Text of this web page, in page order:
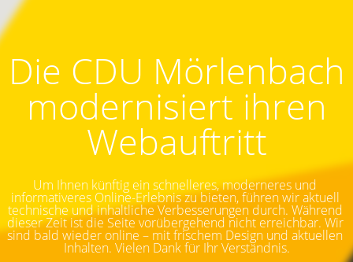
Die CDU Mörlenbach
modernisiert ihren
Webauftritt
Um Ihnen künftig ein schnelleres, moderneres und
informativeres Online-Erlebnis zu bieten, führen wir aktuell
technische und inhaltliche Verbesserungen durch. Während
dieser Zeit ist die Seite vorübergehend nicht erreichbar. Wir
sind bald wieder online – mit frischem Design und aktuellen
Inhalten. Vielen Dank für Ihr Verständnis.